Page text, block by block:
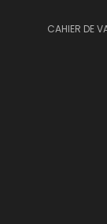
CAHIER DE